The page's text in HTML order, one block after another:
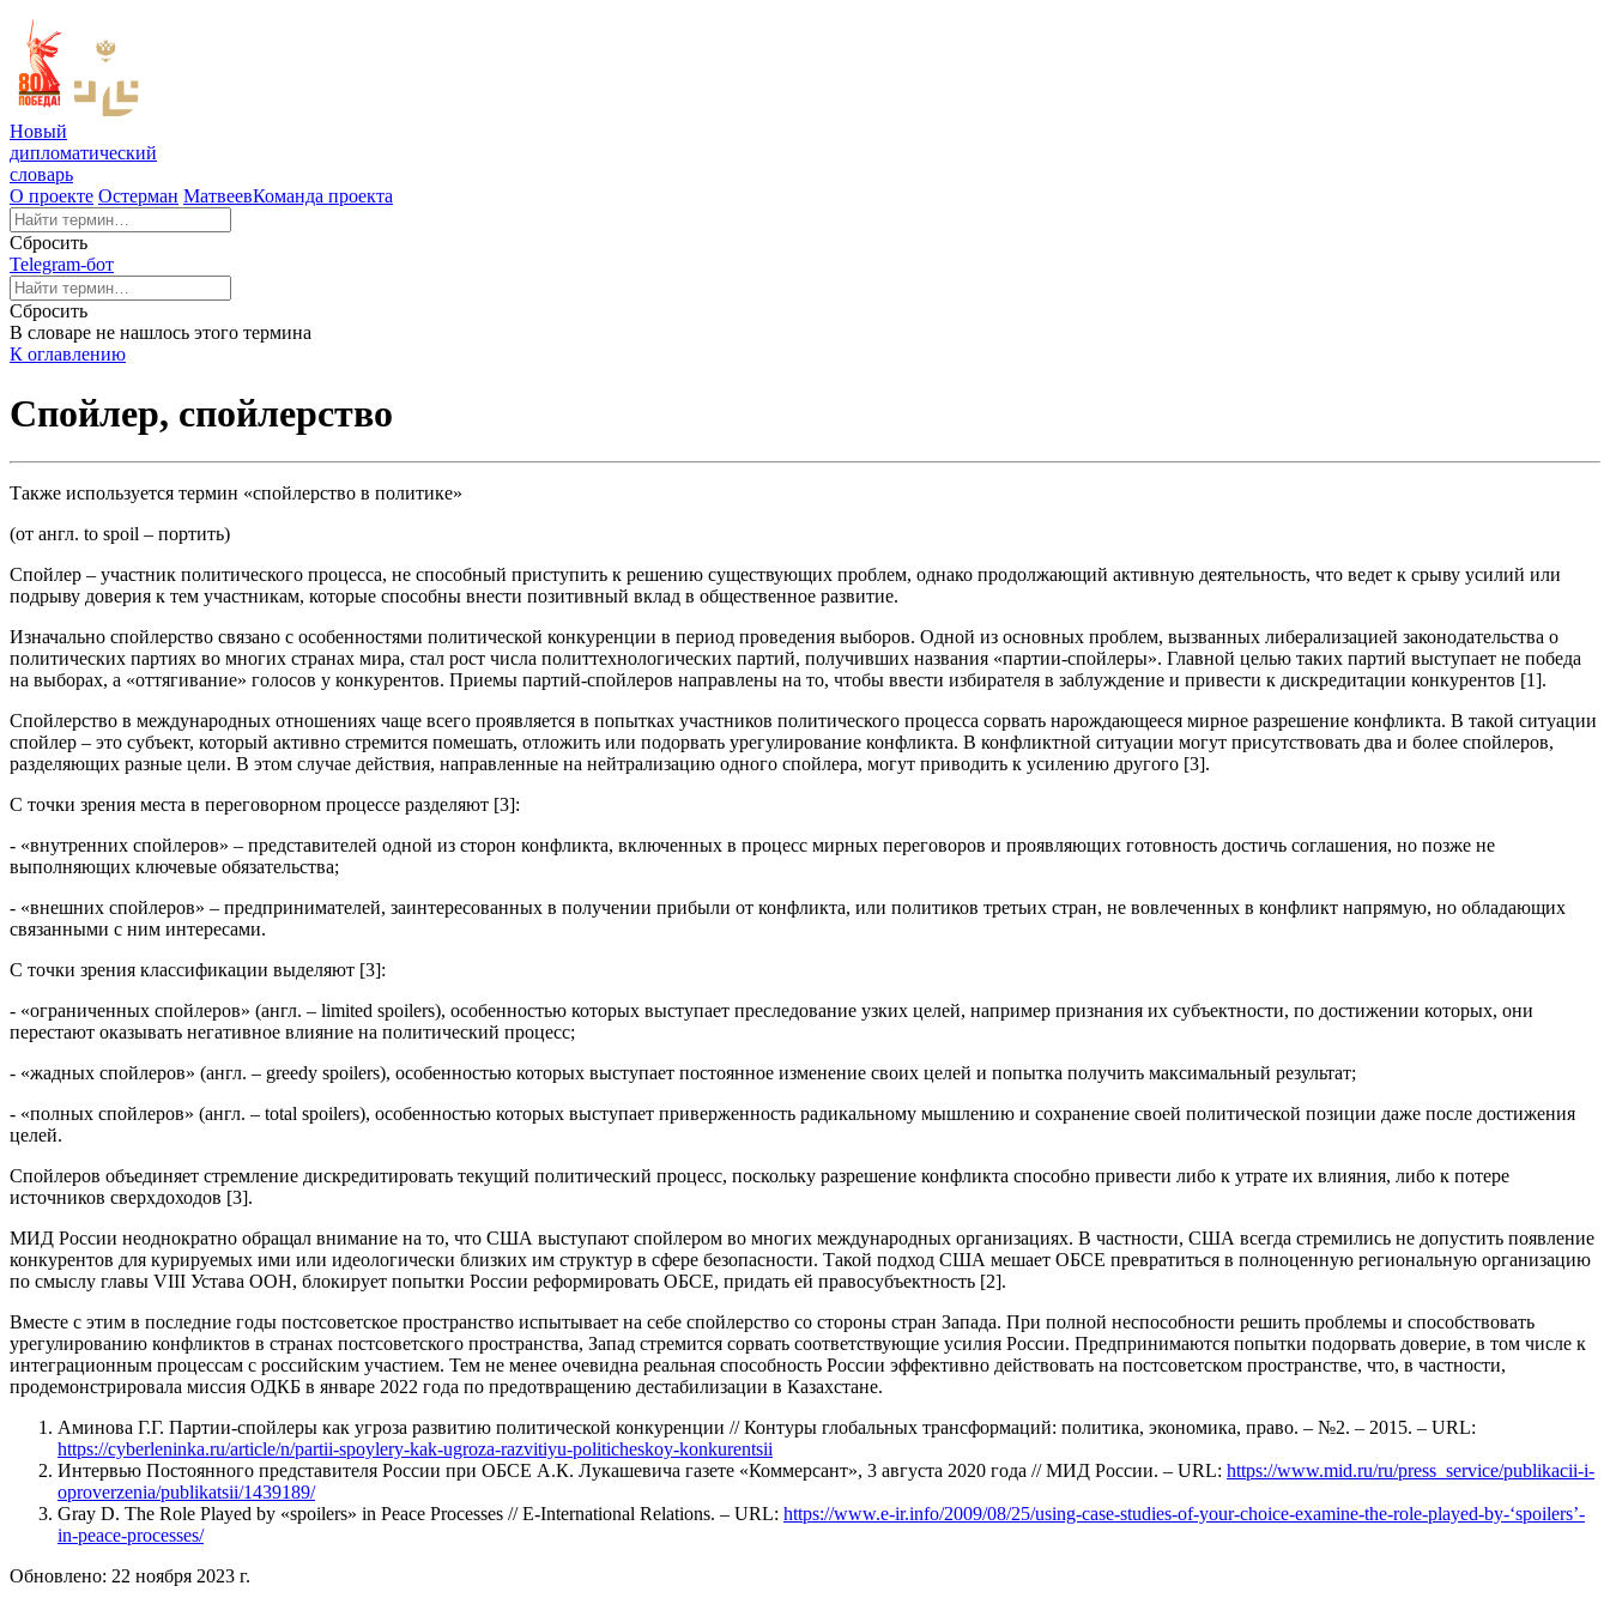
Новый
дипломатический
словарь
О проекте Остерман МатвеевКоманда проекта
Сбросить
Telegram-бот
Сбросить
В словаре не нашлось этого термина
К оглавлению
Спойлер, спойлерство
Также используется термин «спойлерство в политике»
(от англ. to spoil – портить)
Спойлер – участник политического процесса, не способный приступить к решению существующих проблем, однако продолжающий активную деятельность, что ведет к срыву усилий или
подрыву доверия к тем участникам, которые способны внести позитивный вклад в общественное развитие.
Изначально спойлерство связано с особенностями политической конкуренции в период проведения выборов. Одной из основных проблем, вызванных либерализацией законодательства о
политических партиях во многих странах мира, стал рост числа политтехнологических партий, получивших названия «партии-спойлеры». Главной целью таких партий выступает не победа
на выборах, а «оттягивание» голосов у конкурентов. Приемы партий-спойлеров направлены на то, чтобы ввести избирателя в заблуждение и привести к дискредитации конкурентов [1].
Спойлерство в международных отношениях чаще всего проявляется в попытках участников политического процесса сорвать нарождающееся мирное разрешение конфликта. В такой ситуации
спойлер – это субъект, который активно стремится помешать, отложить или подорвать урегулирование конфликта. В конфликтной ситуации могут присутствовать два и более спойлеров,
разделяющих разные цели. В этом случае действия, направленные на нейтрализацию одного спойлера, могут приводить к усилению другого [3].
С точки зрения места в переговорном процессе разделяют [3]:
- «внутренних спойлеров» – представителей одной из сторон конфликта, включенных в процесс мирных переговоров и проявляющих готовность достичь соглашения, но позже не
выполняющих ключевые обязательства;
- «внешних спойлеров» – предпринимателей, заинтересованных в получении прибыли от конфликта, или политиков третьих стран, не вовлеченных в конфликт напрямую, но обладающих
связанными с ним интересами.
С точки зрения классификации выделяют [3]:
- «ограниченных спойлеров» (англ. – limited spoilers), особенностью которых выступает преследование узких целей, например признания их субъектности, по достижении которых, они
перестают оказывать негативное влияние на политический процесс;
- «жадных спойлеров» (англ. – greedy spoilers), особенностью которых выступает постоянное изменение своих целей и попытка получить максимальный результат;
- «полных спойлеров» (англ. – total spoilers), особенностью которых выступает приверженность радикальному мышлению и сохранение своей политической позиции даже после достижения
целей.
Спойлеров объединяет стремление дискредитировать текущий политический процесс, поскольку разрешение конфликта способно привести либо к утрате их влияния, либо к потере
источников сверхдоходов [3].
МИД России неоднократно обращал внимание на то, что США выступают спойлером во многих международных организациях. В частности, США всегда стремились не допустить появление
конкурентов для курируемых ими или идеологически близких им структур в сфере безопасности. Такой подход США мешает ОБСЕ превратиться в полноценную региональную организацию
по смыслу главы VIII Устава ООН, блокирует попытки России реформировать ОБСЕ, придать ей правосубъектность [2].
Вместе с этим в последние годы постсоветское пространство испытывает на себе спойлерство со стороны стран Запада. При полной неспособности решить проблемы и способствовать
урегулированию конфликтов в странах постсоветского пространства, Запад стремится сорвать соответствующие усилия России. Предпринимаются попытки подорвать доверие, в том числе к
интеграционным процессам с российским участием. Тем не менее очевидна реальная способность России эффективно действовать на постсоветском пространстве, что, в частности,
продемонстрировала миссия ОДКБ в январе 2022 года по предотвращению дестабилизации в Казахстане.
Аминова Г.Г. Партии-спойлеры как угроза развитию политической конкуренции // Контуры глобальных трансформаций: политика, экономика, право. – №2. – 2015. – URL:
https://cyberleninka.ru/article/n/partii-spoylery-kak-ugroza-razvitiyu-politicheskoy-konkurentsii
Интервью Постоянного представителя России при ОБСЕ А.К. Лукашевича газете «Коммерсант», 3 августа 2020 года // МИД России. – URL: https://www.mid.ru/ru/press_service/publikacii-i-
oproverzenia/publikatsii/1439189/
Gray D. The Role Played by «spoilers» in Peace Processes // E-International Relations. – URL: https://www.e-ir.info/2009/08/25/using-case-studies-of-your-choice-examine-the-role-played-by-‘spoilers’-
in-peace-processes/
Обновлено: 22 ноября 2023 г.